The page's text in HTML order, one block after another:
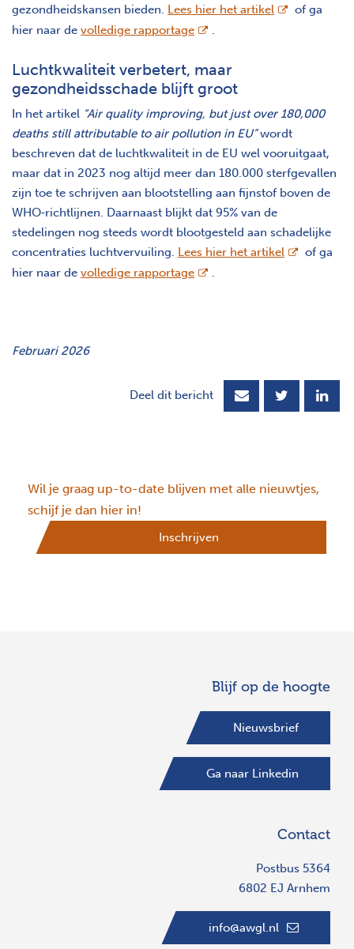
gezondheidskansen bieden. Lees hier het artikel opent nieuw
of ga
hier naar de volledige rapportageopent nieuw scherm
.
Luchtkwaliteit verbetert, maar
gezondheidsschade blijft groot
In het artikel “Air quality improving, but just over 180,000
deaths still attributable to air pollution in EU”wordt
beschreven dat de luchtkwaliteit in de EU wel vooruitgaat,
maar dat in 2023 nog altijd meer dan 180.000 sterfgevallen
zijn toe te schrijven aan blootstelling aan fijnstof boven de
WHO‑richtlijnen. Daarnaast blijkt dat 95% van de
stedelingen nog steeds wordt blootgesteld aan schadelijke
concentraties luchtvervuiling. Lees hier het artikel opentof ga
hier naar de volledige rapportageopent nieuw scherm
.
Februari 2026
Deel dit bericht
Wil je graag up-to-date blijven met alle nieuwtjes,
schijf je dan hier in!
Inschrijven
Blijf op de hoogte
Nieuwsbrief
Ga naar Linkedin
Contact
Postbus 5364
6802 EJ Arnhem
info@awgl.nl